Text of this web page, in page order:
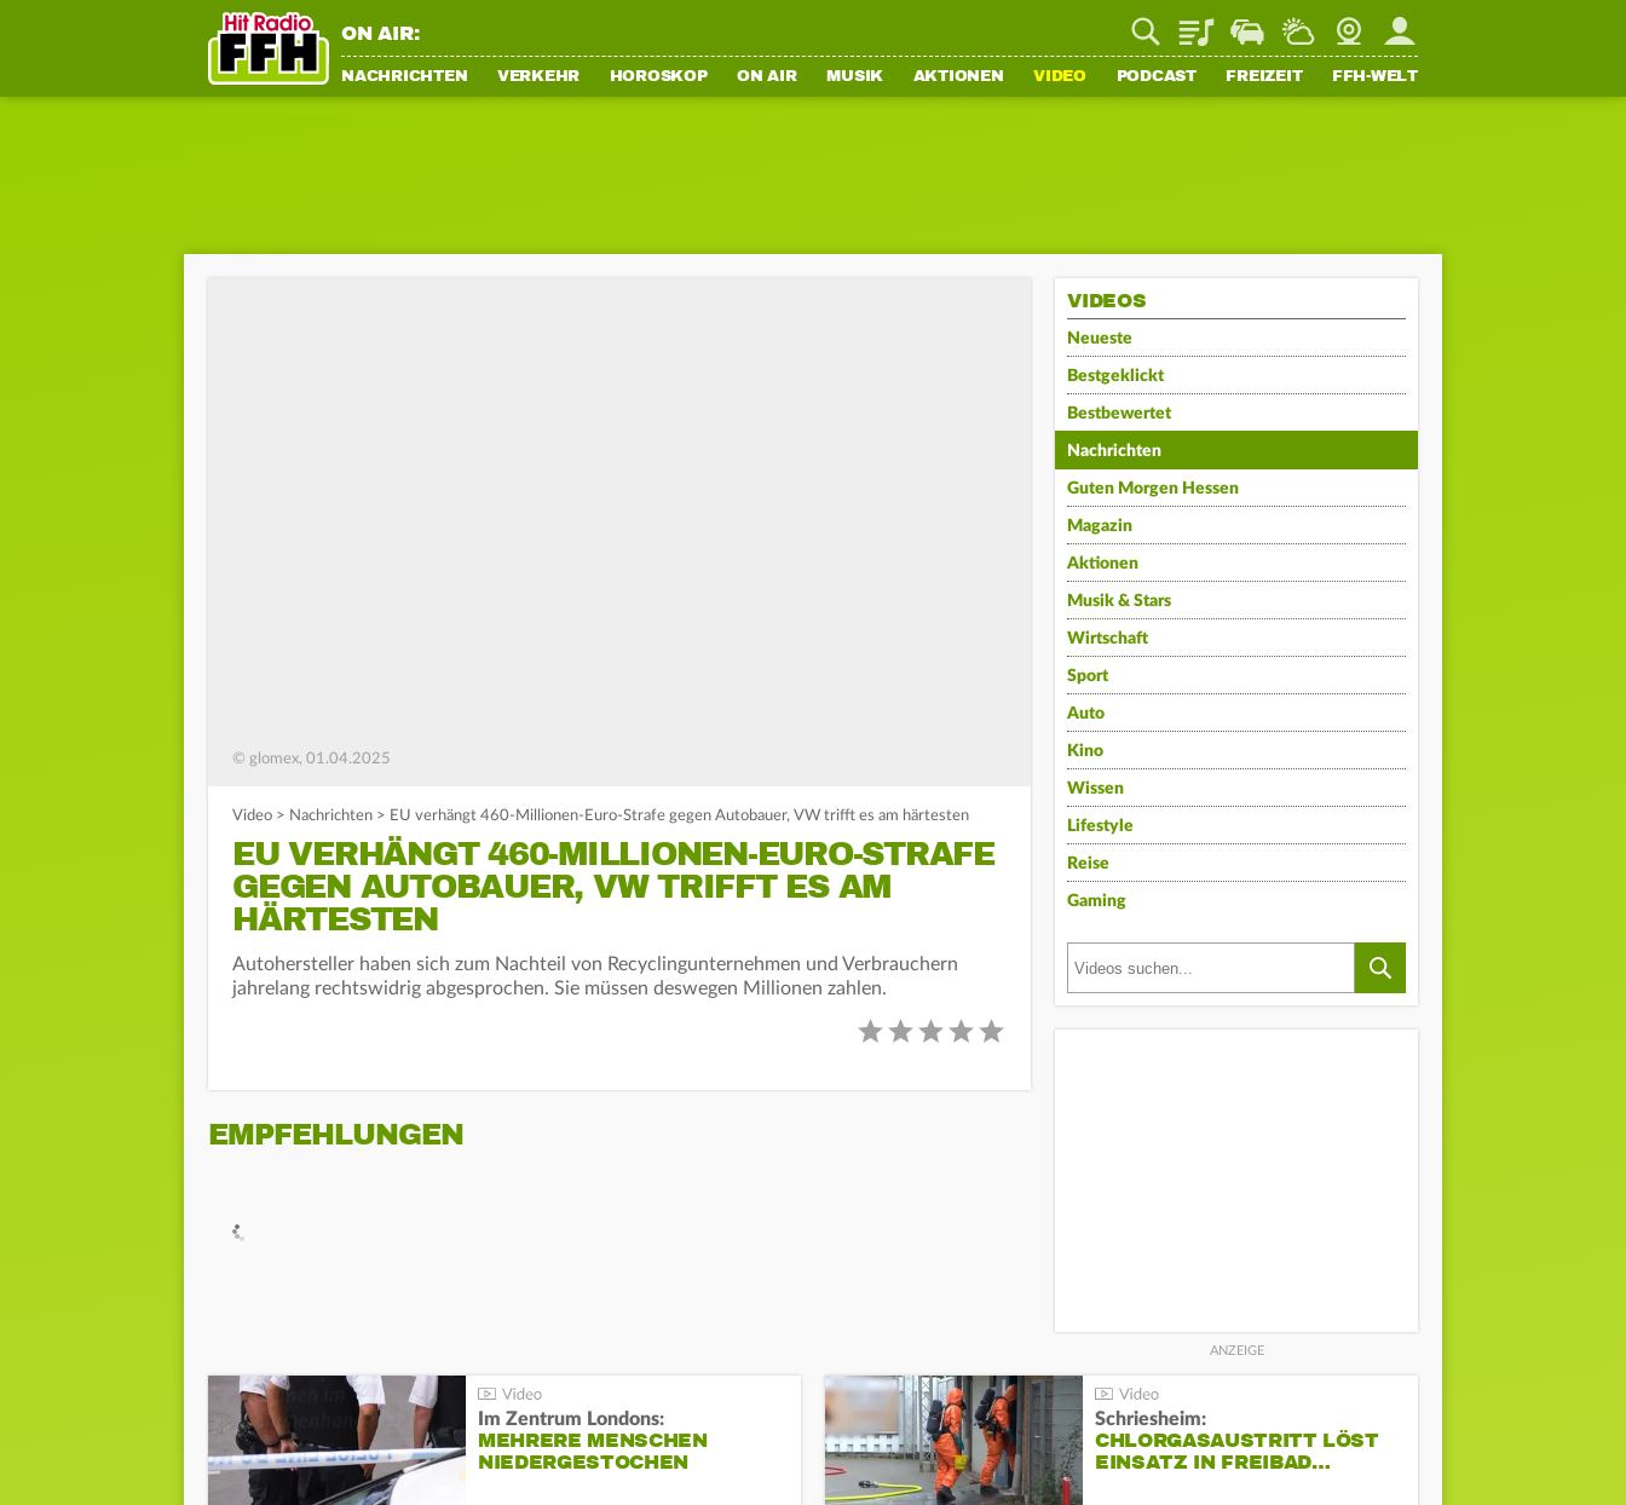
ON AIR: PlaylistStaupilotWetterWebcamMein FFH
NACHRICHTEN VERKEHR HOROSKOP ON AIR MUSIK AKTIONEN VIDEO PODCAST FREIZEIT FFH-WELT
© glomex, 01.04.2025
Video > Nachrichten > EU verhängt 460-Millionen-Euro-Strafe gegen Autobauer, VW trifft es am härtesten
EU VERHÄNGT 460-MILLIONEN-EURO-STRAFE
GEGEN AUTOBAUER, VW TRIFFT ES AM
HÄRTESTEN
Autohersteller haben sich zum Nachteil von Recyclingunternehmen und Verbrauchern
jahrelang rechtswidrig abgesprochen. Sie müssen deswegen Millionen zahlen.
EMPFEHLUNGEN
VIDEOS
Neueste
Bestgeklickt
Bestbewertet
Nachrichten
Guten Morgen Hessen
Magazin
Aktionen
Musik & Stars
Wirtschaft
Sport
Auto
Kino
Wissen
Lifestyle
Reise
Gaming
Im Zentrum Londons:
MEHRERE MENSCHEN
NIEDERGESTOCHEN
Schriesheim:
CHLORGASAUSTRITT LÖST
EINSATZ IN FREIBAD…